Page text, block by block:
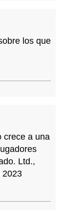
los que
crece a una
Ltd.,
2023